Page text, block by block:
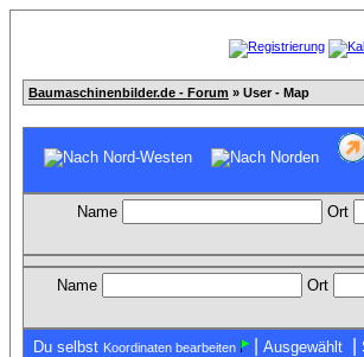
Baumaschinenbilder.de - Forum » User - Map
Name Ort
Name Ort
Du selbst Koordinaten bearbeiten Ausgewählt